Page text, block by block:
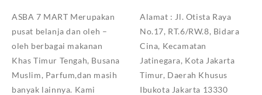
ASBA 7 MART Merupakan
pusat belanja dan oleh –
oleh berbagai makanan
Khas Timur Tengah, Busana
Muslim, Parfum,dan masih
banyak lainnya. Kami
Alamat : Jl. Otista Raya
No.17, RT.6/RW.8, Bidara
Cina, Kecamatan
Jatinegara, Kota Jakarta
Timur, Daerah Khusus
Ibukota Jakarta 13330